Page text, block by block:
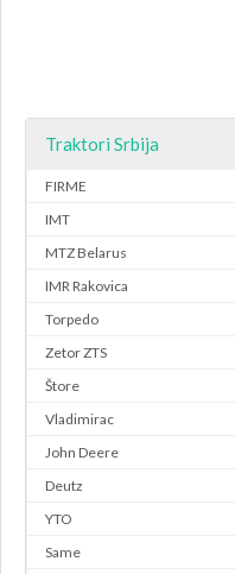
Traktori Srbija
FIRME
IMT
MTZ Belarus
IMR Rakovica
Torpedo
Zetor ZTS
Štore
Vladimirac
John Deere
Deutz
YTO
Same